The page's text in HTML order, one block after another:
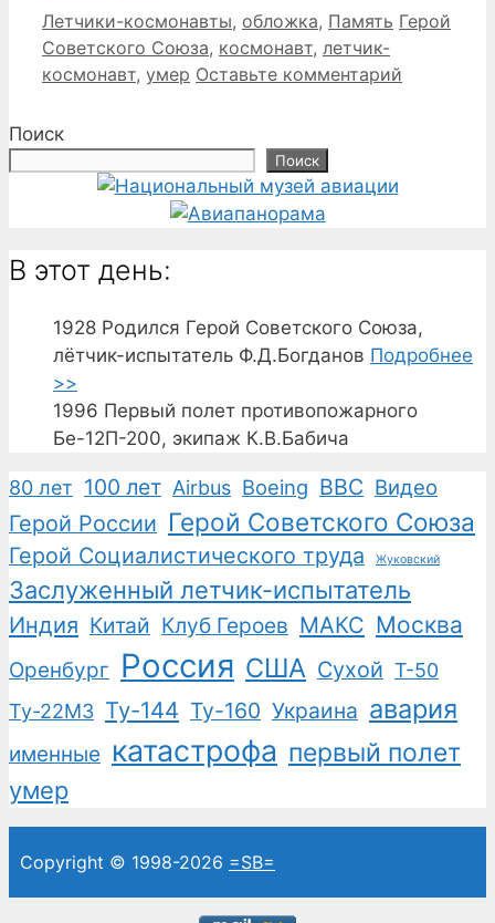
Рубрики
Летчики-космонавты, обложка, Память Метки
Герой
Советского Союза, космонавт, летчик-
космонавт, умер Оставьте комментарий
Поиск
Поиск
В этот день:
1928 Родился Герой Советского Союза,
лётчик-испытатель Ф.Д.Богданов Подробнее
>>
1996 Первый полет противопожарного
Бе-12П-200, экипаж К.В.Бабича
80 лет 100 лет Airbus Boeing ВВС Видео
Герой России Герой Советского Союза
Герой Социалистического труда Жуковский
Заслуженный летчик-испытатель
Индия Китай Клуб Героев МАКС Москва
Оренбург Россия США Сухой Т-50
Ту-22М3 Ту-144 Ту-160 Украина авария
именные катастрофа первый полет
умер
Copyright © 1998-2026 =SB=